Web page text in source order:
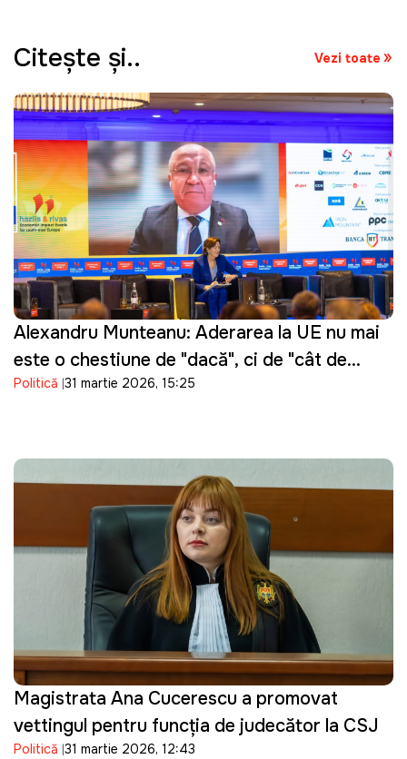
Citeşte şi.. Vezi toate
Alexandru Munteanu: Aderarea la UE nu mai
este o chestiune de "dacă", ci de "cât de
repede"
Politică 31 martie 2026, 15:25
Magistrata Ana Cucerescu a promovat
vettingul pentru funcția de judecător la CSJ
Politică 31 martie 2026, 12:43